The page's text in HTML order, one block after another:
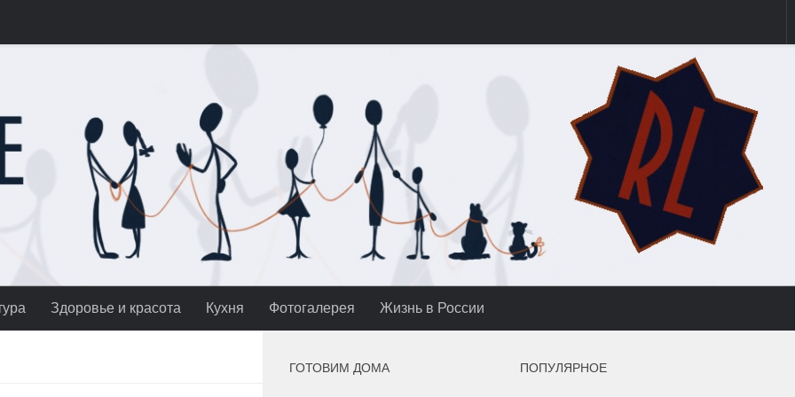
Здоровье и красота Кухня Фотогалерея Жизнь в России
ПОПУЛЯРНОЕ
ГОТОВИМ ДОМА